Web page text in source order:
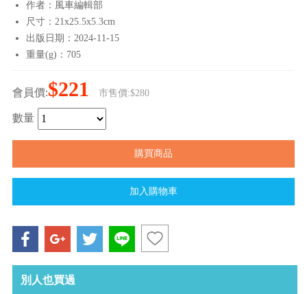
作者：風車編輯部
尺寸：21x25.5x5.3cm
出版日期：2024-11-15
重量(g)：705
會員價:$221 市售價:$280
數量
別人也買過